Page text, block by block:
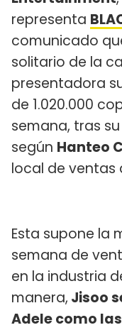
representa
comunicado
solitario de la
presentadora
de 1.020.000
semana, tras
según Hanteo
local de ventas
Esta supone la
semana de
en la industria
manera, Jisoo
Adele como